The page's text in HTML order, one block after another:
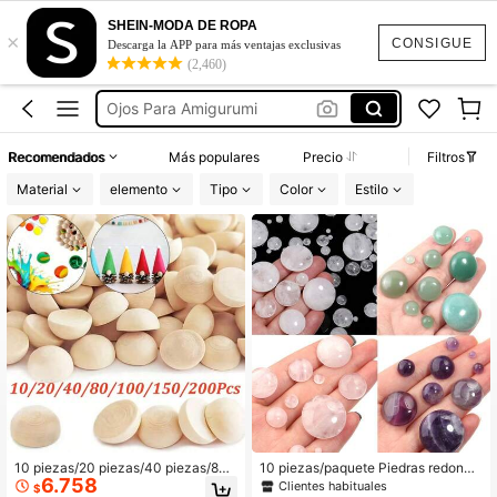
CONSIGUE
×
SHEIN-MODA DE ROPA
Descarga la APP para más ventajas exclusivas
(2,460)
Lentes De Contacto
Ojos De Contacto
Cabujones De Vidrio
Ojos Para Amigurumi
Ojos De Contacto
Recomendados Más populares Precio
Filtros
Material
elemento Tipo Color Estilo
10 piezas/20 piezas/40 piezas/80
piezas/100 piezas/150 piezas/200
$6.758
10 piezas/paquete Piedras redonda
s de cabujón de cristal de 4-16mm
Clientes habituales